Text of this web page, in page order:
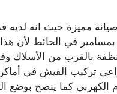
مميزة حيث انه لديه
في الحائط لأن
بالقرب من الأسلاك
تركيب الفيش في
كما ينصح بوضع